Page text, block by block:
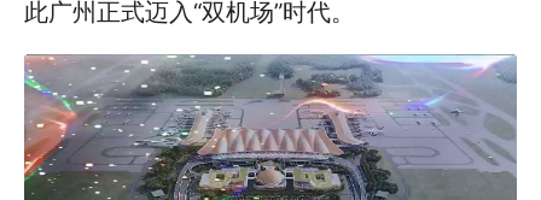
此广州正式迈入“双机场”时代。